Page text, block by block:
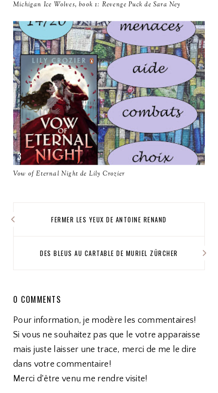
Michigan Ice Wolves, book 1: Revenge Puck de Sara Ney
Vow of Eternal Night de Lily Crozier
FERMER LES YEUX DE ANTOINE RENAND
DES BLEUS AU CARTABLE DE MURIEL ZÜRCHER
0 COMMENTS
Pour information, je modère les commentaires!
Si vous ne souhaitez pas que le votre apparaisse
mais juste laisser une trace, merci de me le dire
dans votre commentaire!
Merci d'être venu me rendre visite!